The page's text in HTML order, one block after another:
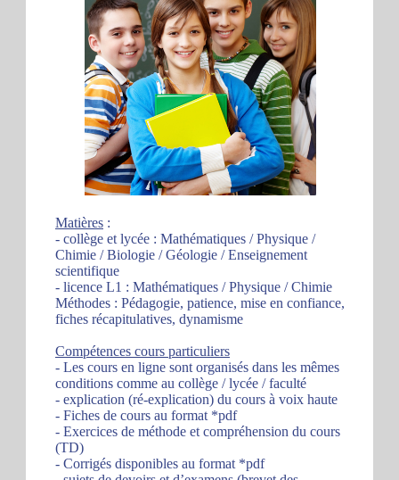
Matières :
- collège et lycée : Mathématiques / Physique /
Chimie / Biologie / Géologie / Enseignement
scientifique
- licence L1 : Mathématiques / Physique / Chimie
Méthodes : Pédagogie, patience, mise en confiance,
fiches récapitulatives, dynamisme
Compétences cours particuliers
- Les cours en ligne sont organisés dans les mêmes
conditions comme au collège / lycée / faculté
- explication (ré-explication) du cours à voix haute
- Fiches de cours au format *pdf
- Exercices de méthode et compréhension du cours
(TD)
- Corrigés disponibles au format *pdf